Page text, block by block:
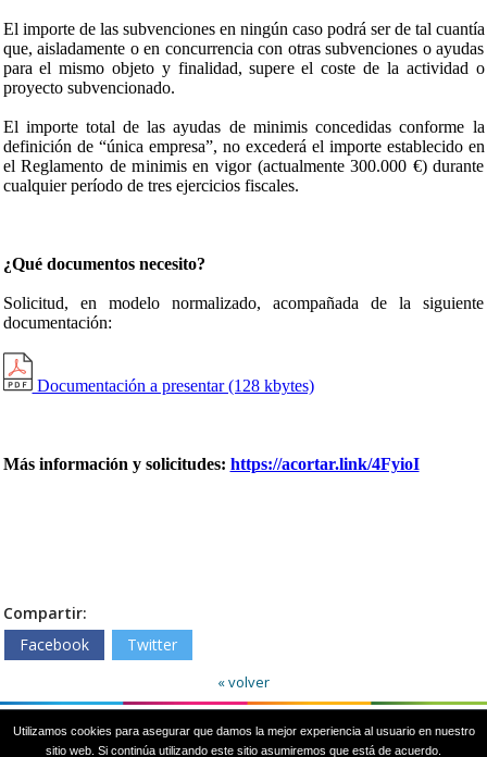
El importe de las subvenciones en ningún caso podrá ser de tal cuantía
que, aisladamente o en concurrencia con otras subvenciones o ayudas
para el mismo objeto y finalidad, supere el coste de la actividad o
proyecto subvencionado.
El importe total de las ayudas de minimis concedidas conforme la
definición de “única empresa”, no excederá el importe establecido en
el Reglamento de minimis en vigor (actualmente 300.000 €) durante
cualquier período de tres ejercicios fiscales.
¿Qué documentos necesito?
Solicitud, en modelo normalizado, acompañada de la siguiente
documentación:
Documentación a presentar (128 kbytes)
Más información y solicitudes: https://acortar.link/4FyioI
Compartir:
Facebook
Twitter
« volver
Plaza del Ayuntamiento, 1. 37188 Carbajosa de la Sagrada. SALAMANCA
Utilizamos cookies para asegurar que damos la mejor experiencia al usuario en nuestro
sitio web. Si continúa utilizando este sitio asumiremos que está de acuerdo.